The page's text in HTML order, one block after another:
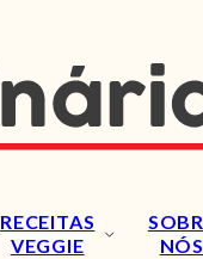
RECEITAS
VEGGIE
NÓS